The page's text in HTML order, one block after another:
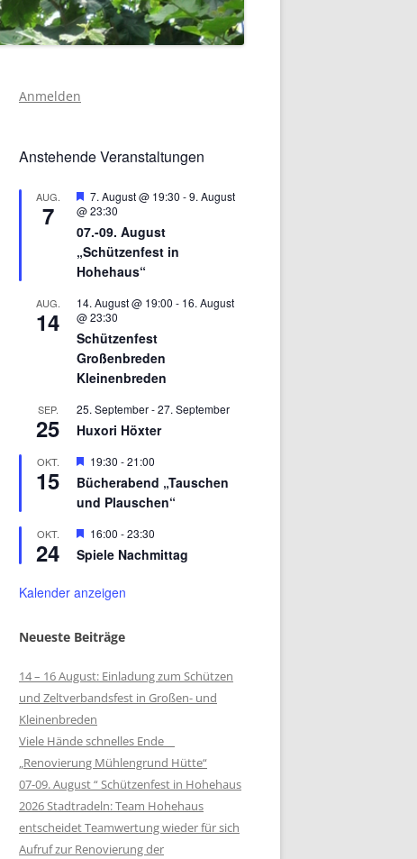
Anmelden
Anstehende Veranstaltungen
AUG.
7
Hervorgehoben
7. August @ 19:30 -9. August
@ 23:30
07.-09. August
„Schützenfest in
Hohehaus“
AUG.
14
14. August @ 19:00 - 16. August
@ 23:30
Schützenfest
Großenbreden
Kleinenbreden
SEP.
25
25. September-27. September
Huxori Höxter
OKT.
15
Hervorgehoben
19:30 -21:00
Bücherabend „Tauschen
und Plauschen“
OKT.
24
Hervorgehoben
16:00 -23:30
Spiele Nachmittag
Kalender anzeigen
Neueste Beiträge
14 – 16 August: Einladung zum Schützen
und Zeltverbandsfest in Großen- und
Kleinenbreden
Viele Hände schnelles Ende
„Renovierung Mühlengrund Hütte“
07-09. August “ Schützenfest in Hohehaus
2026 Stadtradeln: Team Hohehaus
entscheidet Teamwertung wieder für sich
Aufruf zur Renovierung der